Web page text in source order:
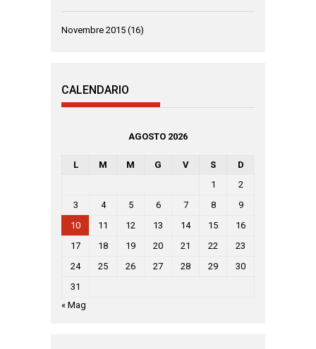
Novembre 2015 (16)
CALENDARIO
AGOSTO 2026
L M M G V S
D
1
2
3
4 5 6 7 8
9
10
11 12 13 14 15
16
17
18 19 20 21 22
23
24
25 26 27 28 29
30
31
« Mag